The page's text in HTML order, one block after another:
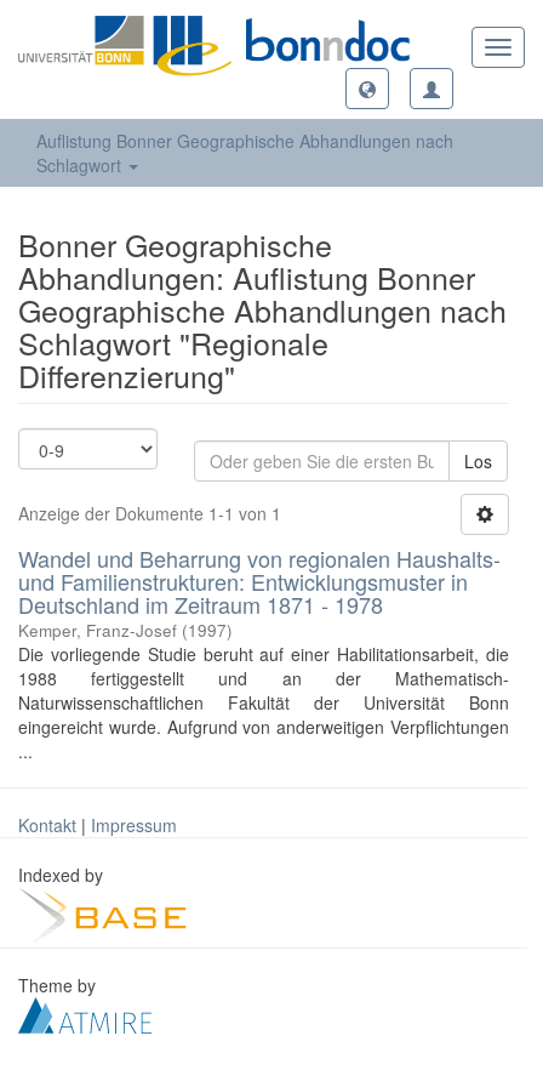
Auflistung Bonner Geographische Abhandlungen nach
Schlagwort
Bonner Geographische
Abhandlungen: Auflistung Bonner
Geographische Abhandlungen nach
Schlagwort "Regionale
Differenzierung"
Los
Anzeige der Dokumente 1-1 von 1
Wandel und Beharrung von regionalen Haushalts-
und Familienstrukturen: Entwicklungsmuster in
Deutschland im Zeitraum 1871 - 1978
Kemper, Franz-Josef (1997)
Die vorliegende Studie beruht auf einer Habilitationsarbeit, die
1988 fertiggestellt und an der Mathematisch-
Naturwissenschaftlichen Fakultät der Universität Bonn
eingereicht wurde. Aufgrund von anderweitigen Verpflichtungen
...
Kontakt | Impressum
Indexed by
Theme by